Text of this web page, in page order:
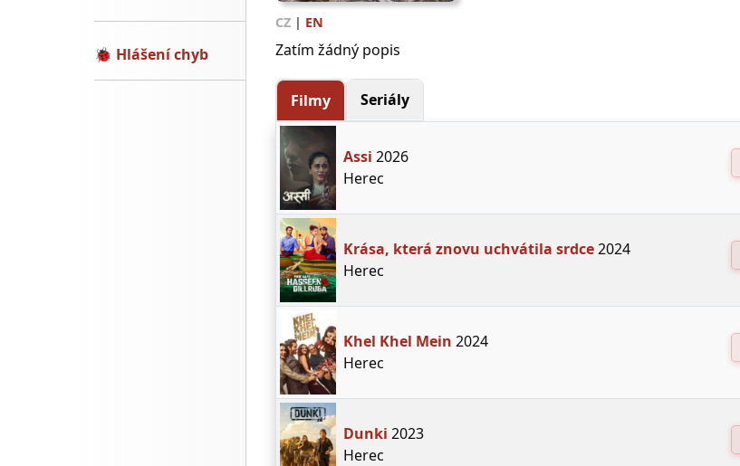
🐞 Hlášení chyb
CZ | EN
Zatím žádný popis
Filmy Seriály
Assi 2026
Herec
Krása, která znovu uchvátila srdce2024
Herec
Khel Khel Mein 2024
Herec
Dunki 2023
Herec